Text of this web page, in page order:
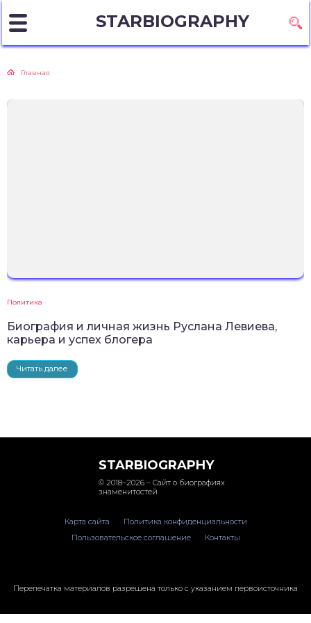
STARBIOGRAPHY
Главная
Политика
Биография и личная жизнь Руслана Левиева,
карьера и успех блогера
Читать далее
STARBIOGRAPHY
© 2018–2026 – Сайт о биографиях
знаменитостей
Карта сайта
Политика конфиденциальности
Пользовательское соглашение
Контакты
Перепечатка материалов разрешена только с указанием первоисточника